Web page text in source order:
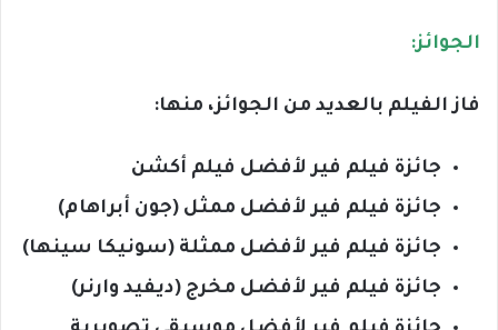
الجوائز:
فاز الفيلم بالعديد من الجوائز، منها:
جائزة فيلم فير لأفضل فيلم أكشن
جائزة فيلم فير لأفضل ممثل (جون أبراهام)
جائزة فيلم فير لأفضل ممثلة (سونيكا سينها)
جائزة فيلم فير لأفضل مخرج (ديفيد وارنر)